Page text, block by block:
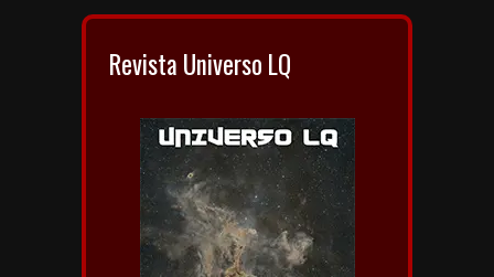
Revista Universo LQ